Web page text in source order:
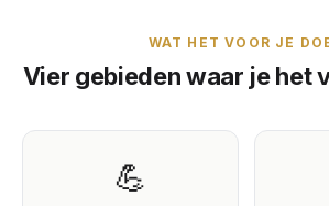
WAT HET VOOR JE
Vier gebieden waar je het
💪